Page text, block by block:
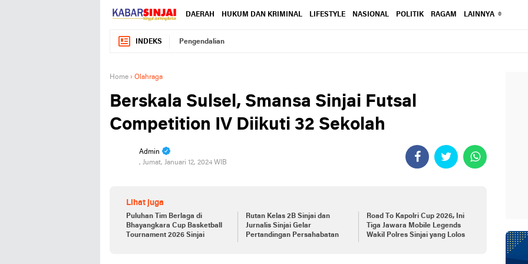
DAERAH HUKUM DAN KRIMINAL LIFESTYLE NASIONAL POLITIK RAGAM LAINNYA
INDEKS Pengendalian
Home › Olahraga
Berskala Sulsel, Smansa Sinjai Futsal
Competition IV Diikuti 32 Sekolah
Admin
, Jumat, Januari 12, 2024 WIB
Lihat juga
Puluhan Tim Berlaga di
Bhayangkara Cup Basketball
Tournament 2026 Sinjai
Rutan Kelas 2B Sinjai dan
Jurnalis Sinjai Gelar
Pertandingan Persahabatan
Road To Kapolri Cup 2026, Ini
Tiga Jawara Mobile Legends
Wakil Polres Sinjai yang Lolos